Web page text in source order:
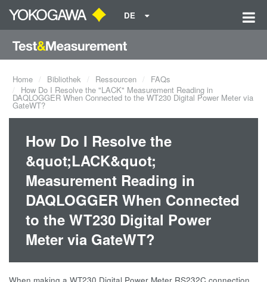
DE
Home Bibliothek Ressourcen
FAQs
How Do I Resolve the "LACK" Measurement Reading in
DAQLOGGER When Connected to the WT230 Digital Power Meter via
GateWT?
How Do I Resolve the
&quot;LACK&quot;
Measurement Reading in
DAQLOGGER When Connected
to the WT230 Digital Power
Meter via GateWT?